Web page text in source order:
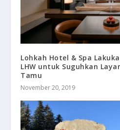
Lohkah Hotel & Spa
LHW untuk Suguhkan
Tamu
November 20, 2019